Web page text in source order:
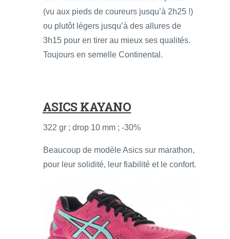
(vu aux pieds de coureurs jusqu’à 2h25 !)
ou plutôt légers jusqu’à des allures de
3h15 pour en tirer au mieux ses qualités.
Toujours en semelle Continental.
ASICS KAYANO
322 gr ; drop 10 mm ; -30%
Beaucoup de modèle Asics sur marathon,
pour leur solidité, leur fiabilité et le confort.